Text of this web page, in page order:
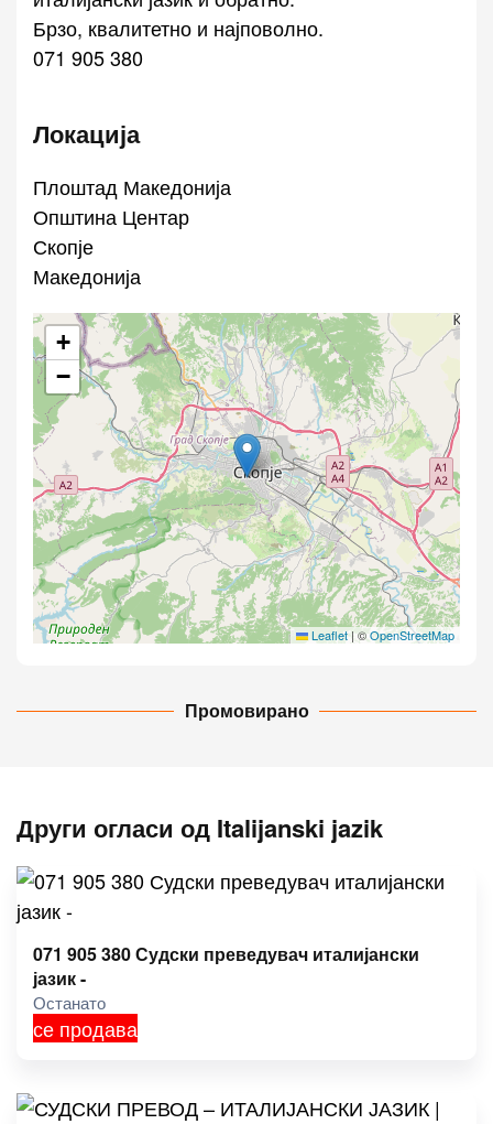
Брзо, квалитетно и најповолно.
071 905 380
Локација
Плоштад Македонија
Општина Центар
Скопје
Македонија
+
−
Leaflet | ©OpenStreetMap
Промовирано
Други огласи од Italijanski jazik
071 905 380 Судски преведувач италијански
јазик -
Останато
се продава